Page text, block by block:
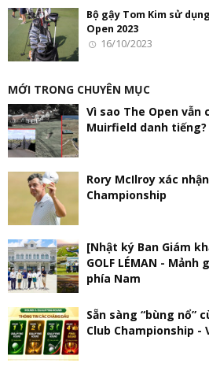
Bộ gậy Tom Kim sử
Open 2023
16/10/2023
MỚI TRONG CHUYÊN MỤC
Vì sao The Open
Muirfield danh tiếng?
Rory McIlroy xác
Championship
[Nhật ký Ban Giám
GOLF LÉMAN -
phía Nam
Sẵn sàng “bùng nổ”
Club Championship -